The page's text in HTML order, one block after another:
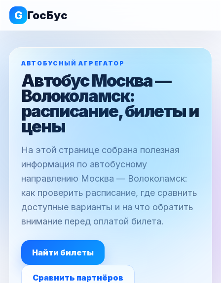
G ГосБус
АВТОБУСНЫЙ АГРЕГАТОР
Автобус Москва —
Волоколамск:
расписание, билеты и
цены
На этой странице собрана полезная
информация по автобусному
направлению Москва — Волоколамск:
как проверить расписание, где сравнить
доступные варианты и на что обратить
внимание перед оплатой билета.
Найти билеты
Сравнить партнёров